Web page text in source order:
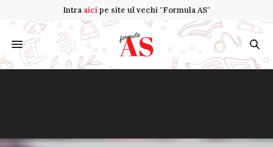
Intra aicipe site ul vechi "Formula AS"